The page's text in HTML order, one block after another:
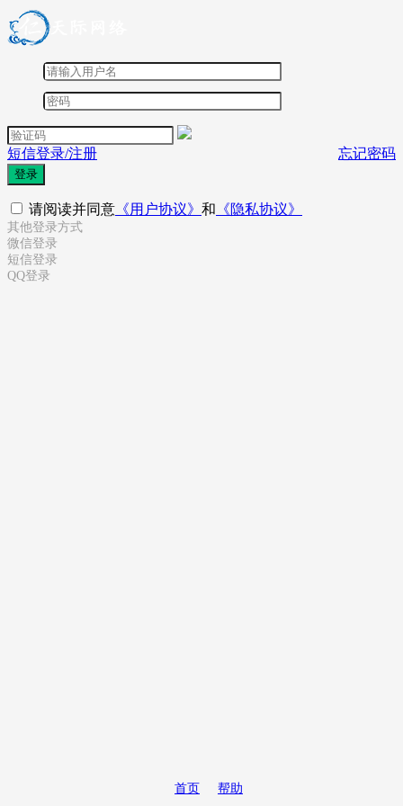
短信登录/注册 忘记密码
登录
请阅读并同意 《用户协议》 和 《隐私协议》
其他登录方式
微信登录
短信登录
QQ登录
首页 帮助